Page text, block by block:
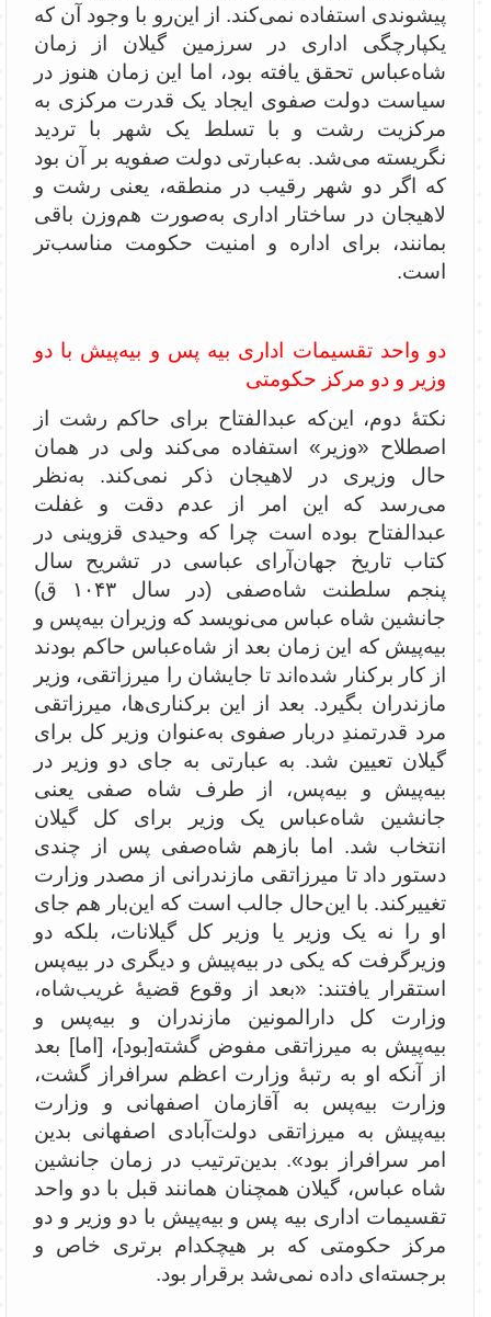
پیشوندی استفاده نمی‌کند. از این‌رو با وجود آن که
یکپارچگی اداری در سرزمین گیلان از زمان
شاه‌عباس تحقق یافته بود، اما این زمان هنوز در
سیاست دولت صفوی ایجاد یک قدرت مرکزی به
مرکزیت رشت و با تسلط یک شهر با تردید
نگریسته می‌شد. به‌عبارتی دولت صفویه بر آن بود
که اگر دو شهر رقیب در منطقه، یعنی رشت و
لاهیجان در ساختار اداری به‌صورت هم‌وزن باقی
بمانند، برای اداره و امنیت حکومت مناسب‌تر
است.
دو واحد تقسیمات اداری بیه پس و بیه‌پیش با دو
وزیر و دو مرکز حکومتی
نکتۀ دوم، این‌که عبدالفتاح برای حاکم رشت از
اصطلاح «‌وزیر» استفاده می‌کند ولی در همان
حال وزیری در لاهیجان ذکر نمی‌کند. به‌نظر
می‌رسد که این امر از عدم دقت و غفلت
عبدالفتاح بوده است چرا که وحیدی قزوینی در
کتاب تاریخ جهان‌آرای عباسی در تشریح سال
پنجم سلطنت شاه‌صفی (در سال ۱۰۴۳ ق)
جانشین شاه عباس می‌نویسد که وزیران بیه‌پس و
بیه‌پیش که این زمان بعد از شاه‌عباس حاکم بودند
از کار برکنار شده‌اند تا جایشان را میرزاتقی، وزیر
مازندران بگیرد. بعد از این برکناری‌ها، میرزاتقی
مرد قدرتمندِ دربار صفوی به‌عنوان وزیر کل برای
گیلان تعیین شد. به عبارتی به جای دو وزیر در
بیه‌پیش و بیه‌پس، از طرف شاه صفی یعنی
جانشین شاه‌عباس یک وزیر برای کل گیلان
انتخاب شد. اما بازهم شاه‌صفی پس از چندی
دستور داد تا میرزاتقی مازندرانی از مصدر وزارت
تغییرکند. با این‌حال جالب است که این‌بار هم جای
او را نه یک وزیر یا وزیر کل گیلانات، بلکه دو
وزیرگرفت که یکی در بیه‌پیش و دیگری در بیه‌پس
استقرار یافتند: «‌بعد از وقوع قضیۀ غریب‌شاه،
وزارت کل دارالمونین مازندران و بیه‌پس و
بیه‌پیش به میرزاتقی مفوض گشته[بود]، [اما] بعد
از آنکه او به رتبۀ وزارت اعظم سرافراز گشت،
وزارت بیه‌پس به آقازمان اصفهانی و وزارت
بیه‌پیش به میرزاتقی دولت‌آبادی اصفهانی بدین
امر سرافراز بود». بدین‌ترتیب در زمان جانشین
شاه عباس، گیلان همچنان همانند قبل با دو واحد
تقسیمات اداری بیه پس و بیه‌پیش با دو وزیر و دو
مرکز حکومتی که بر هیچکدام برتری خاص و
برجسته‌ای داده نمی‌شد برقرار بود.